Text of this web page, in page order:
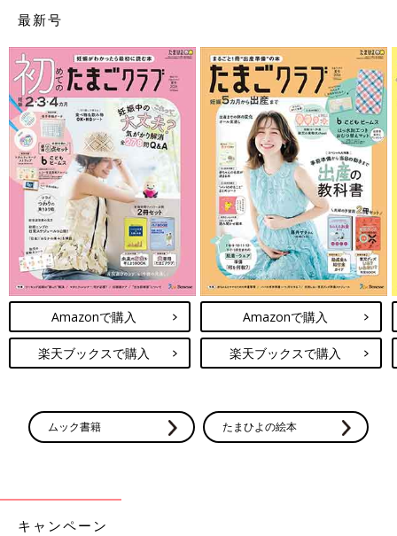
最新号
Amazonで購入
楽天ブックスで購入
Amazonで購入
楽天ブックスで購入
ムック書籍 たまひよの絵本
キャンペーン